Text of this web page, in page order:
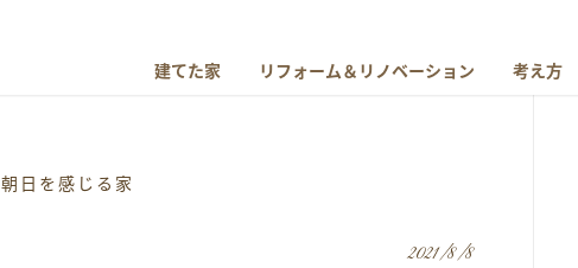
建てた家 リフォーム＆リノベーション 考え方
朝日を感じる家
2021/8/8